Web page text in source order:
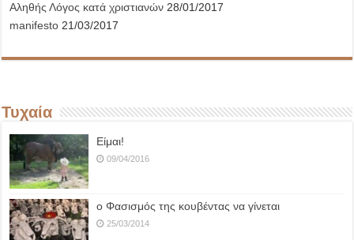
Αληθής Λόγος κατά χριστιανών 28/01/2017
manifesto 21/03/2017
Τυχαία
Είμαι!
09/04/2016
ο Φασισμός της κουβέντας να γίνεται
25/03/2014